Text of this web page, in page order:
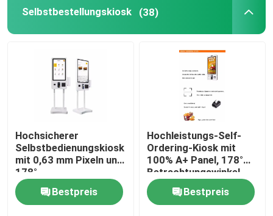
Selbstbestellungskiosk (38)
Hochsicherer
Selbstbedienungskiosk
mit 0,63 mm Pixeln und
178°
Betrachtungswinkel für
sichere Transaktionen
Bestpreis
Hochleistungs-Self-
Ordering-Kiosk mit
100% A+ Panel, 178°
Betrachtungswinkel
und staub- und
vandalismusgeschützten
Merkmalen
Bestpreis